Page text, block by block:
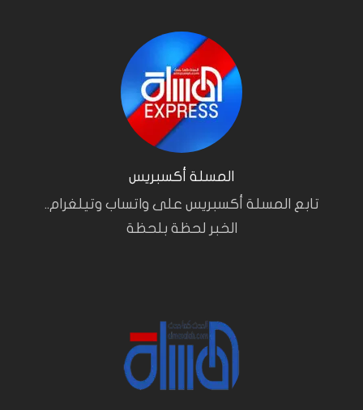
المسلة أكسبريس
تابع المسلة أكسبريس على واتساب وتيلغرام..
الخبر لحظة بلحظة